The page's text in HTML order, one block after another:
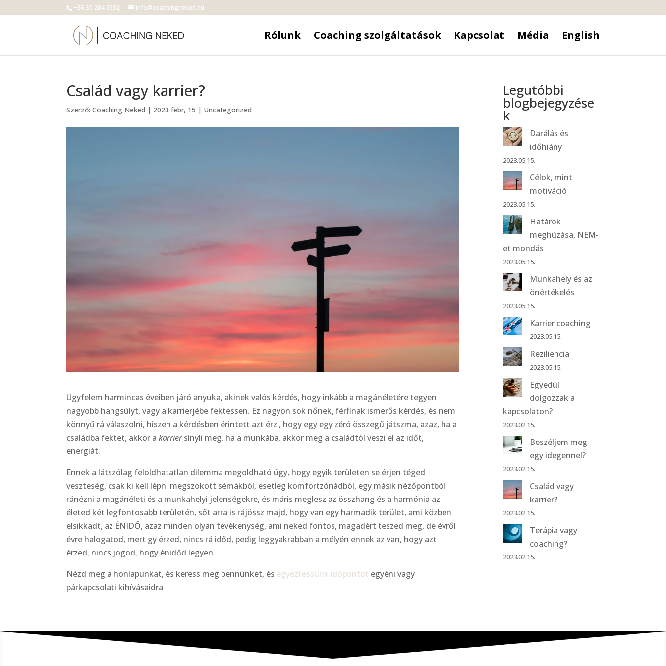
+36 30 284 5332 info@coachingneked.hu
Rólunk Coaching szolgáltatások Kapcsolat Média English
Család vagy karrier?
Szerző:Coaching Neked | 2023 febr, 15 | Uncategorized
Ügyfelem harmincas éveiben járó anyuka, akinek valós kérdés, hogy inkább a magánéletére tegyen
nagyobb hangsúlyt, vagy a karrierjébe fektessen. Ez nagyon sok nőnek, férfinak ismerős kérdés, és nem
könnyű rá válaszolni, hiszen a kérdésben érintett azt érzi, hogy egy egy zéró összegű játszma, azaz, ha a
családba fektet, akkor akarriersínyli meg, ha a munkába, akkor meg a családtól veszi el az időt,
energiát.
Ennek a látszólag feloldhatatlan dilemma megoldható úgy, hogy egyik területen se érjen téged
veszteség, csak ki kell lépni megszokott sémákból, esetleg komfortzónádból, egy másik nézőpontból
ránézni a magánéleti és a munkahelyi jelenségekre, és máris meglesz az összhang és a harmónia az
életed két legfontosabb területén, sőt arra is rájössz majd, hogy van egy harmadik terület, ami közben
elsikkadt, az ÉNIDŐ, azaz minden olyan tevékenység, ami neked fontos, magadért teszed meg, de évről
évre halogatod, mert gy érzed, nincs rá időd, pedig leggyakrabban a mélyén ennek az van, hogy azt
érzed, nincs jogod, hogy énidőd legyen.
Nézd meg a honlapunkat, és keress meg bennünket, és egyeztessünk időpontot egyéni vagy
párkapcsolati kihívásaidra
Legutóbbi
blogbejegyzése
k
Darálás és
időhiány
2023.05.15.
Célok, mint
motiváció
2023.05.15.
Határok
meghúzása, NEM-
et mondás
2023.05.15.
Munkahely és az
önértékelés
2023.05.15.
Karrier coaching
2023.05.15.
Reziliencia
2023.05.15.
Egyedül
dolgozzak a
kapcsolaton?
2023.02.15.
Beszéljem meg
egy idegennel?
2023.02.15.
Család vagy
karrier?
2023.02.15.
Terápia vagy
coaching?
2023.02.15.